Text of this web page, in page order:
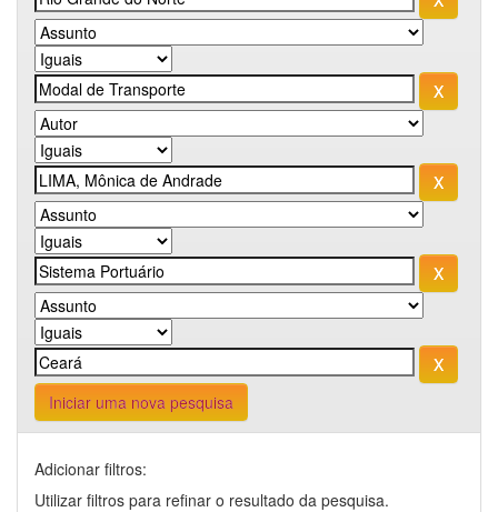
Iniciar uma nova pesquisa
Adicionar filtros:
Utilizar filtros para refinar o resultado da pesquisa.